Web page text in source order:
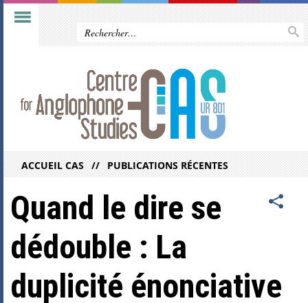
ACCUEIL CAS PUBLICATIONS RÉCENTES
Quand le dire se
dédouble : La
duplicité énonciative